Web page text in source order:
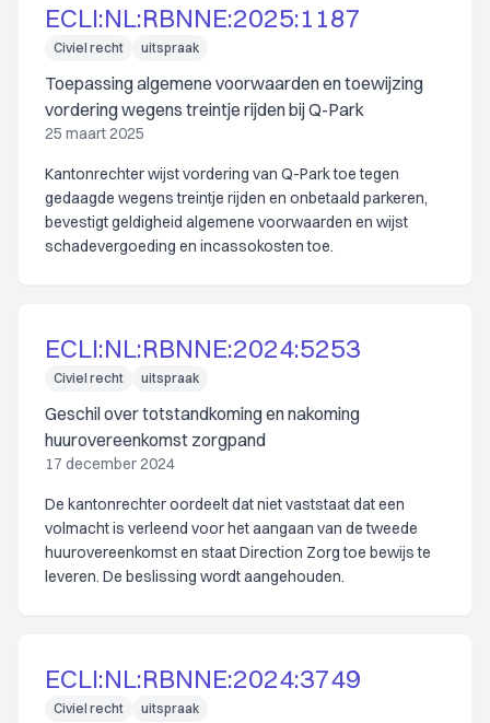
ECLI:NL:RBNNE:2025:1187
Civiel recht uitspraak
Toepassing algemene voorwaarden en toewijzing
vordering wegens treintje rijden bij Q-Park
25 maart 2025
Kantonrechter wijst vordering van Q-Park toe tegen
gedaagde wegens treintje rijden en onbetaald parkeren,
bevestigt geldigheid algemene voorwaarden en wijst
schadevergoeding en incassokosten toe.
ECLI:NL:RBNNE:2024:5253
Civiel recht uitspraak
Geschil over totstandkoming en nakoming
huurovereenkomst zorgpand
17 december 2024
De kantonrechter oordeelt dat niet vaststaat dat een
volmacht is verleend voor het aangaan van de tweede
huurovereenkomst en staat Direction Zorg toe bewijs te
leveren. De beslissing wordt aangehouden.
ECLI:NL:RBNNE:2024:3749
Civiel recht uitspraak